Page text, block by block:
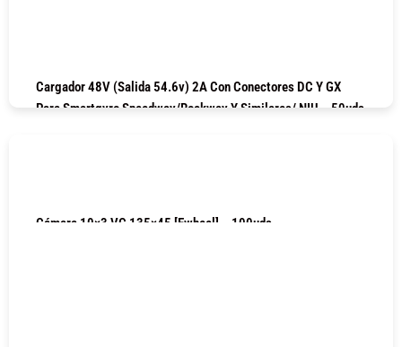
Cargador 48V (salida 54.6v) 2A Con Conectores DC Y GX
Para Smartgyro Speedway/Rockway Y Similares/ NIU – 50uds
Cámara 10×3 VC 135×45 [Ewheel] – 100uds